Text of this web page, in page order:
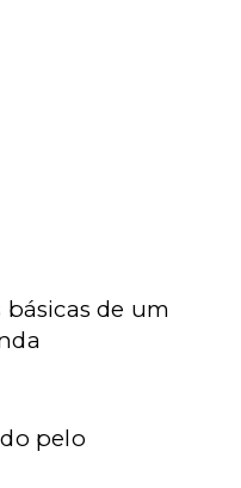
básicas de um
pelo